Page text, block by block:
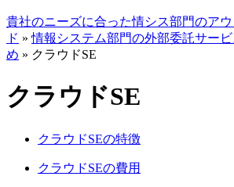
貴社のニーズに合った情シス部門のア
ド »情報システム部門の外部委託サー
め » クラウドSE
クラウドSE
クラウドSEの特徴
クラウドSEの費用